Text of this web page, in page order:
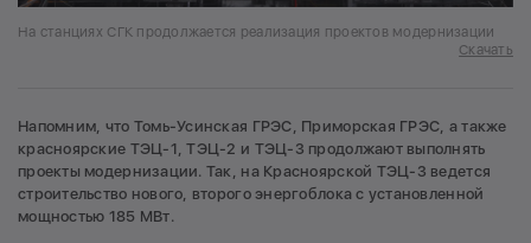
На станциях СГК продолжается реализация проектов модернизации
Скачать
Напомним, что Томь-Усинская ГРЭС, Приморская ГРЭС, а также
красноярские ТЭЦ-1, ТЭЦ-2 и ТЭЦ-3 продолжают выполнять
проекты модернизации. Так, на Красноярской ТЭЦ-3 ведется
строительство нового, второго энергоблока с установленной
мощностью 185 МВт.